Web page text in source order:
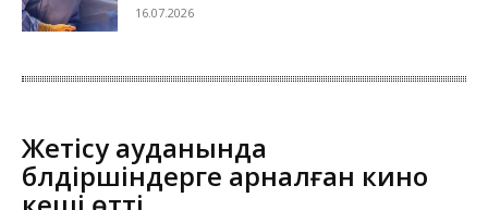
16.07.2026